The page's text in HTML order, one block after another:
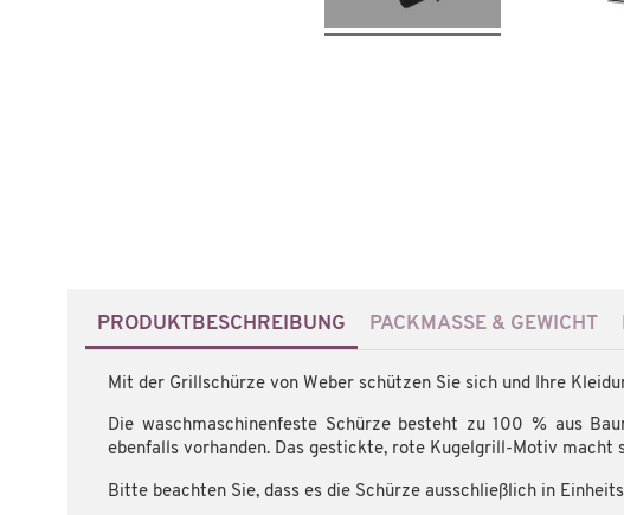
PRODUKTBESCHREIBUNG PACKMASSE & GEWICHT
Mit der Grillschürze von Weber schützen Sie sich und Ihre
Die waschmaschinenfeste Schürze besteht zu 100 % aus
ebenfalls vorhanden. Das gestickte, rote Kugelgrill-Motiv
Bitte beachten Sie, dass es die Schürze ausschließlich in